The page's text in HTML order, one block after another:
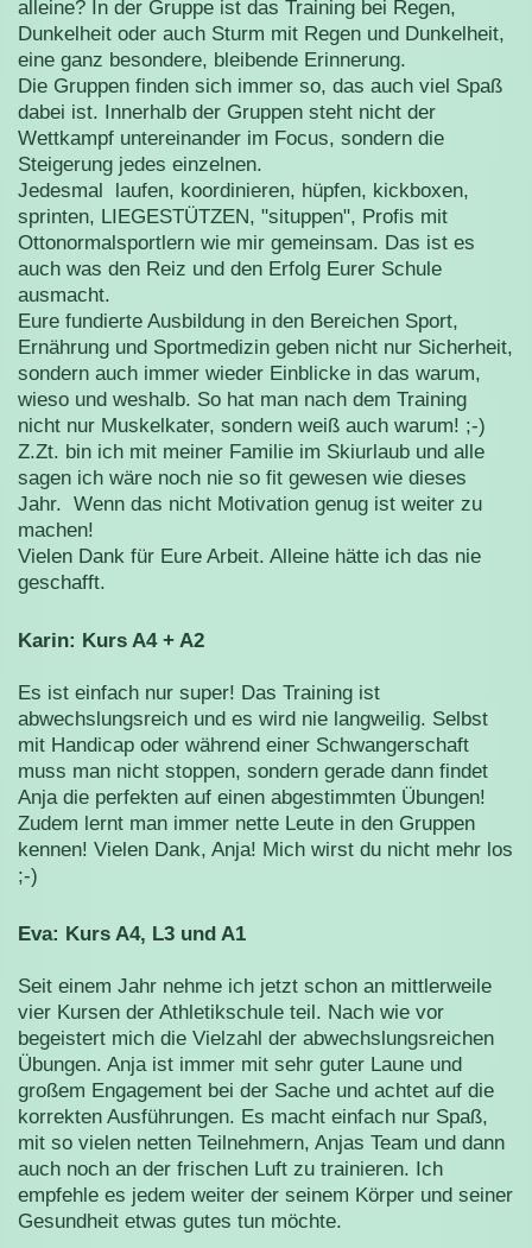
alleine? In der Gruppe ist das Training bei Regen,
Dunkelheit oder auch Sturm mit Regen und Dunkelheit,
eine ganz besondere, bleibende Erinnerung.
Die Gruppen finden sich immer so, das auch viel Spaß
dabei ist. Innerhalb der Gruppen steht nicht der
Wettkampf untereinander im Focus, sondern die
Steigerung jedes einzelnen.
Jedesmal laufen, koordinieren, hüpfen, kickboxen,
sprinten, LIEGESTÜTZEN, "situppen", Profis mit
Ottonormalsportlern wie mir gemeinsam. Das ist es
auch was den Reiz und den Erfolg Eurer Schule
ausmacht.
Eure fundierte Ausbildung in den Bereichen Sport,
Ernährung und Sportmedizin geben nicht nur Sicherheit,
sondern auch immer wieder Einblicke in das warum,
wieso und weshalb. So hat man nach dem Training
nicht nur Muskelkater, sondern weiß auch warum! ;-)
Z.Zt. bin ich mit meiner Familie im Skiurlaub und alle
sagen ich wäre noch nie so fit gewesen wie dieses
Jahr. Wenn das nicht Motivation genug ist weiter zu
machen!
Vielen Dank für Eure Arbeit. Alleine hätte ich das nie
geschafft.
Karin: Kurs A4 + A2
Es ist einfach nur super! Das Training ist
abwechslungsreich und es wird nie langweilig. Selbst
mit Handicap oder während einer Schwangerschaft
muss man nicht stoppen, sondern gerade dann findet
Anja die perfekten auf einen abgestimmten Übungen!
Zudem lernt man immer nette Leute in den Gruppen
kennen! Vielen Dank, Anja! Mich wirst du nicht mehr los
;-)
Eva: Kurs A4, L3 und A1
Seit einem Jahr nehme ich jetzt schon an mittlerweile
vier Kursen der Athletikschule teil. Nach wie vor
begeistert mich die Vielzahl der abwechslungsreichen
Übungen. Anja ist immer mit sehr guter Laune und
großem Engagement bei der Sache und achtet auf die
korrekten Ausführungen. Es macht einfach nur Spaß,
mit so vielen netten Teilnehmern, Anjas Team und dann
auch noch an der frischen Luft zu trainieren. Ich
empfehle es jedem weiter der seinem Körper und seiner
Gesundheit etwas gutes tun möchte.